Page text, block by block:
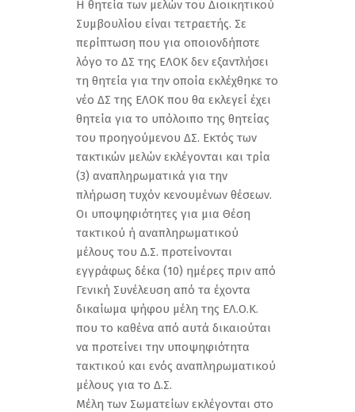
Η θητεία των μελών του Διοικητικού
Συμβουλίου είναι τετραετής. Σε
περίπτωση που για οποιονδήποτε
λόγο το ΔΣ της ΕΛΟΚ δεν εξαντλήσει
τη θητεία για την οποία εκλέχθηκε το
νέο ΔΣ της ΕΛΟΚ που θα εκλεγεί έχει
θητεία για το υπόλοιπο της θητείας
του προηγούμενου ΔΣ. Εκτός των
τακτικών μελών εκλέγονται και τρία
(3) αναπληρωματικά για την
πλήρωση τυχόν κενουμένων θέσεων.
Οι υποψηφιότητες για μια Θέση
τακτικού ή αναπληρωματικού
μέλους του Δ.Σ. προτείνονται
εγγράφως δέκα (10) ημέρες πριν από
Γενική Συνέλευση από τα έχοντα
δικαίωμα ψήφου μέλη της ΕΛ.Ο.Κ.
που το καθένα από αυτά δικαιούται
να προτείνει την υποψηφιότητα
τακτικού και ενός αναπληρωματικού
μέλους για το Δ.Σ.
Μέλη των Σωματείων εκλέγονται στο